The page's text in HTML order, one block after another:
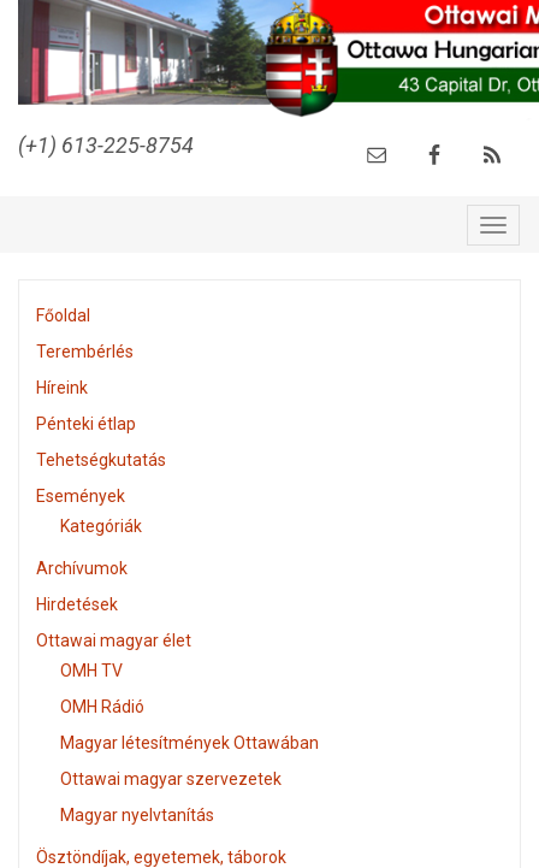
(+1) 613-225-8754
Főoldal
Terembérlés
Híreink
Pénteki étlap
Tehetségkutatás
Események
Kategóriák
Archívumok
Hirdetések
Ottawai magyar élet
OMH TV
OMH Rádió
Magyar létesítmények Ottawában
Ottawai magyar szervezetek
Magyar nyelvtanítás
Ösztöndíjak, egyetemek, táborok